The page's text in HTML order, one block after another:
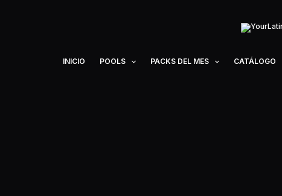
INICIO POOLS PACKS DEL MES CATÁLOGO